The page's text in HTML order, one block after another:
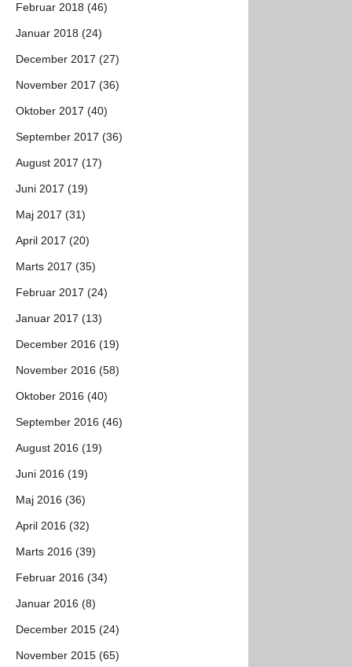
Februar 2018 (46)
Januar 2018 (24)
December 2017 (27)
November 2017 (36)
Oktober 2017 (40)
September 2017 (36)
August 2017 (17)
Juni 2017 (19)
Maj 2017 (31)
April 2017 (20)
Marts 2017 (35)
Februar 2017 (24)
Januar 2017 (13)
December 2016 (19)
November 2016 (58)
Oktober 2016 (40)
September 2016 (46)
August 2016 (19)
Juni 2016 (19)
Maj 2016 (36)
April 2016 (32)
Marts 2016 (39)
Februar 2016 (34)
Januar 2016 (8)
December 2015 (24)
November 2015 (65)